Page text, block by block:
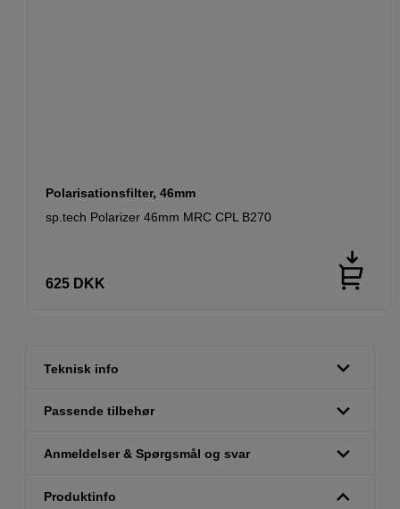
Polarisationsfilter, 46mm
sp.tech Polarizer 46mm MRC CPL B270
625 DKK
Teknisk info
Passende tilbehør
Anmeldelser & Spørgsmål og svar
Produktinfo